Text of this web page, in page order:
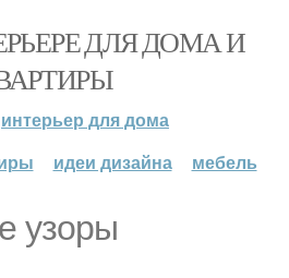
ДЛЯ ДОМА И
интерьер для дома
идеи дизайна мебель
узоры